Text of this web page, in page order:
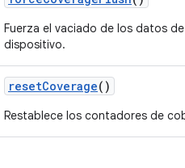
Fuerza el vaciado de los datos
dispositivo.
resetCoverage()
Restablece los contadores de